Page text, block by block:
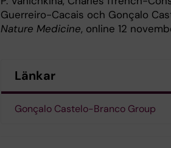
Guerreiro-Cacais och Gonçalo
Nature Medicine, online 12
Länkar
Gonçalo Castelo-Branco Group